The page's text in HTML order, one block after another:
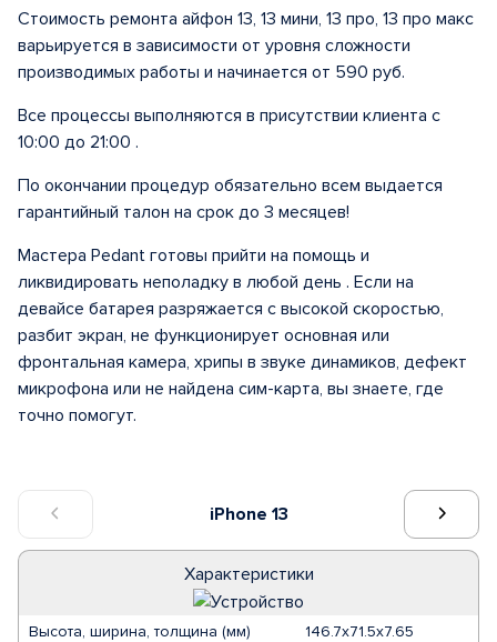
iPhone 13
Характеристики
Высота, ширина, толщина (мм)
146.7x71.5x7.65
Стоимость ремонта айфон 13, 13 мини, 13 про, 13 про макс
варьируется в зависимости от уровня сложности
производимых работы и начинается от 590 руб.
Все процессы выполняются в присутствии клиента с
10:00 до 21:00 .
По окончании процедур обязательно всем выдается
гарантийный талон на срок до 3 месяцев!
Мастера Pedant готовы прийти на помощь и
ликвидировать неполадку в любой день . Если на
девайсе батарея разряжается с высокой скоростью,
разбит экран, не функционирует основная или
фронтальная камера, хрипы в звуке динамиков, дефект
микрофона или не найдена сим-карта, вы знаете, где
точно помогут.